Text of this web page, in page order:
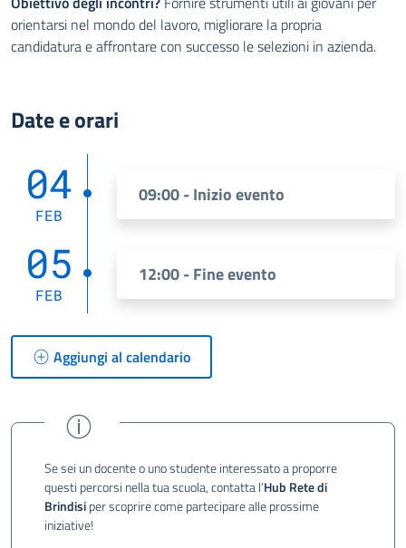
orientarsi nel mondo del lavoro, migliorare la propria
candidatura e affrontare con successo le selezioni in azienda.
Date e orari
04
FEB
09:00 - Inizio evento
05
FEB
12:00 - Fine evento
Aggiungi al calendario
Se sei un docente o uno studente interessato a proporre
questi percorsi nella tua scuola, contatta l’Hub Rete di
Brindisiper scoprire come partecipare alle prossime
iniziative!